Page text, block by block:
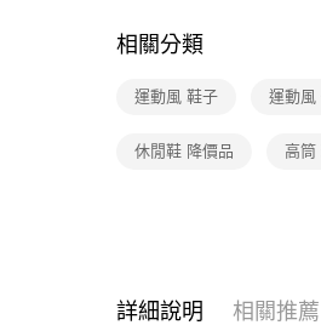
相關分類
運動風 鞋子 運動風
休閒鞋 降價品 高筒
詳細說明 相關推薦